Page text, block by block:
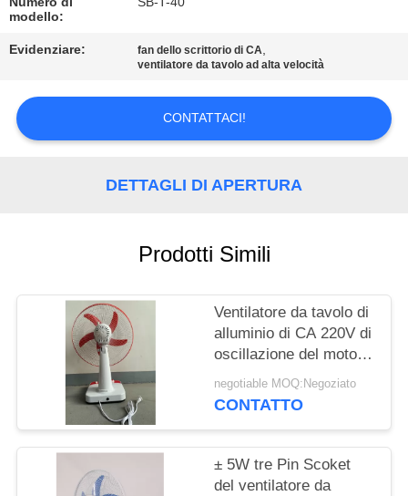
RICHIEDA
UNA
MAPPA
POLICY
modello:
Evidenziare: fan dello scrittorio di CA,
ventilatore da tavolo ad alta velocità
CONTATTACI!
DETTAGLI DI APERTURA
Prodotti Simili
Ventilatore da tavolo di
alluminio di CA 220V di
oscillazione del motore
negotiable MOQ:Negoziato
CONTATTO
± 5W tre Pin Scoket
del ventilatore da